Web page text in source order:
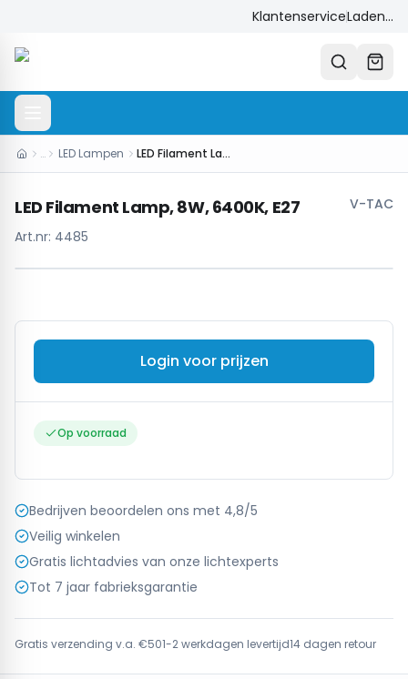
KlantenserviceLaden...
… LED Lampen LED Filament Lamp, 8W, 6400K, E27
LED Filament Lamp, 8W, 6400K, E27
V-TAC
Art.nr: 4485
Login voor prijzen
Op voorraad
Bedrijven beoordelen ons met 4,8/5
Veilig winkelen
Gratis lichtadvies van onze lichtexperts
Tot 7 jaar fabrieksgarantie
Gratis verzending v.a. €501-2 werkdagen levertijd14 dagen retour